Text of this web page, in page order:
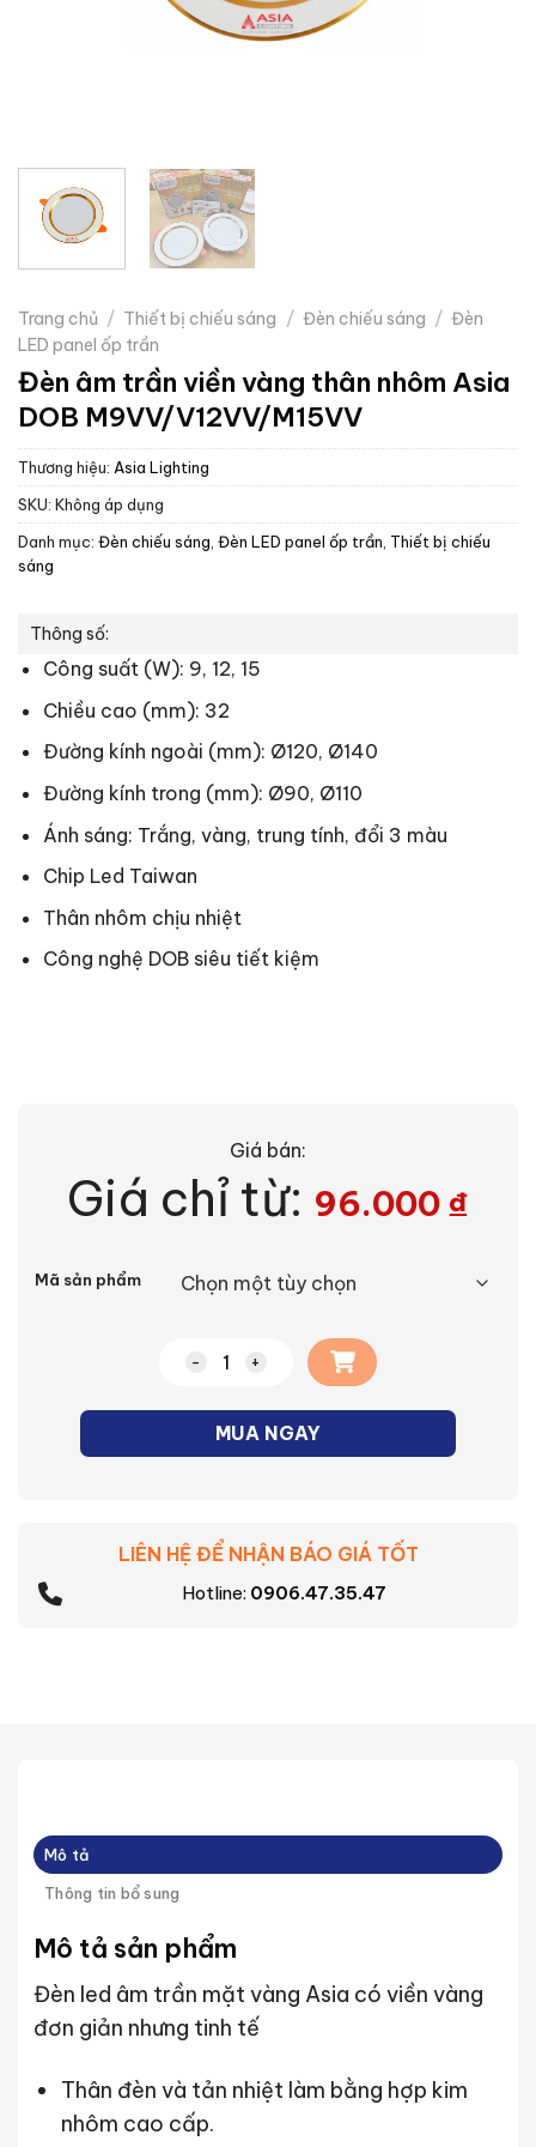
Trang chủ / Thiết bị chiếu sáng / Đèn chiếu sáng / Đèn
LED panel ốp trần
Đèn âm trần viền vàng thân nhôm Asia
DOB M9VV/V12VV/M15VV
Thương hiệu: Asia Lighting
SKU: Không áp dụng
Danh mục: Đèn chiếu sáng, Đèn LED panel ốp trần, Thiết bị chiếu
sáng
Thông số:
Công suất (W): 9, 12, 15
Chiều cao (mm): 32
Đường kính ngoài (mm): Ø120, Ø140
Đường kính trong (mm): Ø90, Ø110
Ánh sáng: Trắng, vàng, trung tính, đổi 3 màu
Chip Led Taiwan
Thân nhôm chịu nhiệt
Công nghệ DOB siêu tiết kiệm
Giá bán:
Giá chỉ từ: 96.000 ₫
Mã sản phẩm
Đèn âm trần viền vàng thân nhôm Asia
MUA NGAY
LIÊN HỆ ĐỂ NHẬN BÁO GIÁ TỐT
Hotline: 0906.47.35.47
Mô tả
Thông tin bổ sung
Mô tả sản phẩm
Đèn led âm trần mặt vàng Asia có viền vàng
đơn giản nhưng tinh tế
Thân đèn và tản nhiệt làm bằng hợp kim
nhôm cao cấp.